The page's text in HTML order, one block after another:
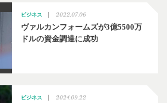
ビジネス 2022.07.06
ヴァルカンフォームズが3億5500万
ドルの資金調達に成功
ビジネス 2024.09.22